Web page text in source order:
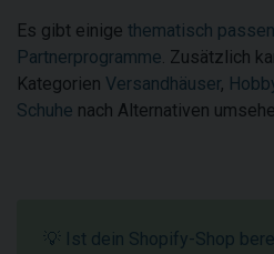
Es gibt einige thematisch
Partnerprogramme. Zusätzlich
Kategorien Versandhäuser,
Schuhe nach Alternativen
💡 Ist dein Shopify-Shop